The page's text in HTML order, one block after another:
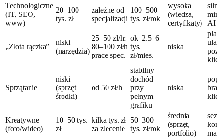
Technologiczne
(IT, SEO,
www)
20–100
tys. zł
zależne od
specjalizacji
100–500
tys. zł/rok
wysoka
(wiedza,
certyfikaty)
AI
„Złota rączka”
niski
(narzędzia)
25–50 zł/h;
80–100 zł/h
prace spec.
ok. 2,5–6
tys.
zł/mies.
niska
Sprzątanie
niski
(sprzęt,
środki)
od 50 zł/h
stabilny
dochód
przy
pełnym
grafiku
niska
Kreatywne
(foto/wideo)
10–50 tys.
zł
kilka tys. zł
za zlecenie
50–300
tys. zł/rok
średnia
(sprzęt,
portfolio)